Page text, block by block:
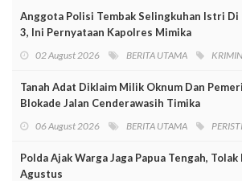
Anggota Polisi Tembak Selingkuhan Istri Di
3, Ini Pernyataan Kapolres Mimika
02 August 2026 BERITA UTAMA
Tanah Adat Diklaim Milik Oknum Dan
Blokade Jalan Cenderawasih Timika
06 August 2026 BERITA UTAMA
Polda Ajak Warga Jaga Papua Tengah,
Agustus